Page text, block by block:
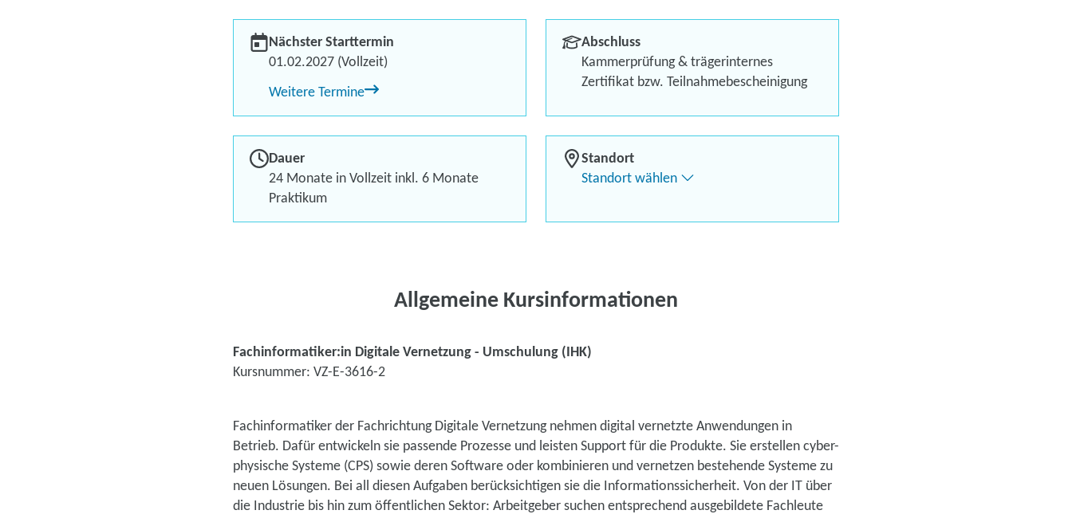
Berufliches Profil optimieren
Bis zu 100 % Förderung
Nächster Starttermin
01.02.2027 (Vollzeit)
Weitere Termine
Abschluss
Kammerprüfung & trägerinternes
Zertifikat bzw. Teilnahmebescheinigung
Dauer
24 Monate in Vollzeit inkl. 6 Monate
Praktikum
Standort
Standort wählen
Allgemeine Kursinformationen
Fachinformatiker:in Digitale Vernetzung - Umschulung (IHK)
Kursnummer: VZ-E-3616-2
Fachinformatiker der Fachrichtung Digitale Vernetzung nehmen digital vernetzte Anwendungen in
Betrieb. Dafür entwickeln sie passende Prozesse und leisten Support für die Produkte. Sie erstellen cyber-
physische Systeme (CPS) sowie deren Software oder kombinieren und vernetzen bestehende Systeme zu
neuen Lösungen. Bei all diesen Aufgaben berücksichtigen sie die Informationssicherheit. Von der IT über
die Industrie bis hin zum öffentlichen Sektor: Arbeitgeber suchen entsprechend ausgebildete Fachleute